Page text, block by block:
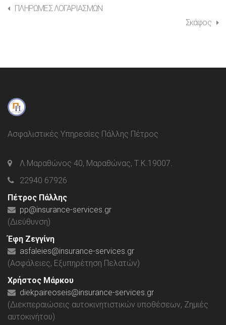
ΠΛΗΡΩΜΕΣ ΛΟΓΑΡΙΑΣΜΩΝ
Σκάφος
Ασφαλιστικές Υπηρεσίες Πάλλης Πέτρος
Λ.Μαραθώνος 40, Μαραθώνας, Τ.Κ.19007.
22940 67926
Πέτρος Πάλλης
pp@insurance-services.gr
(Διεύθυνση)
Έφη Ζεγγίνη
asfaleies@insurance-services.gr
(Ασφάλειες, Εξυπηρέτηση Πελατών)
Χρήστος Μάρκου
diekpaireoseis@insurance-services.gr
(Διεκπεραιώσεις αυτοκινητιστικών υποθέσεων, Ζημιές
αυτοκινήτου)